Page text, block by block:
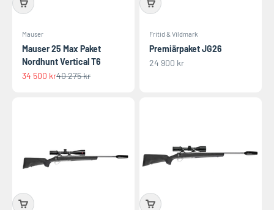
Mauser
Mauser 25 Max Paket
Nordhunt Vertical T6
REA-pris
34 500 krPris
40 275 kr
Fritid & Vildmark
Premiärpaket JG26
REA-pris
24 900 kr